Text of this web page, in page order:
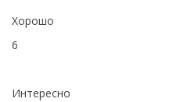
Хорошо
6
Интересно